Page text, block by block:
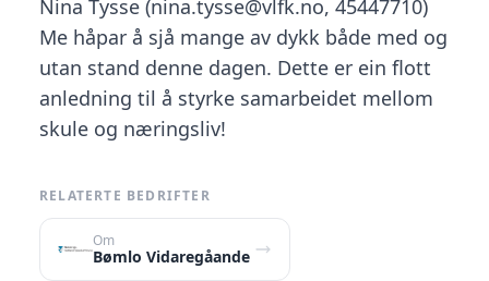
Nina Tysse (nina.tysse@vlfk.no, 45447710)
Me håpar å sjå mange av dykk både med og
utan stand denne dagen. Dette er ein flott
anledning til å styrke samarbeidet mellom
skule og næringsliv!
RELATERTE BEDRIFTER
Om
Bømlo Vidaregåande